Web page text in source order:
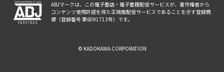
ABJマークは、この電子書店・電子書籍配信サービスが、著作権者から
コンテンツ使用許諾を得た正規版配信サービスであることを示す登録商
標（登録番号 第6091713号）です。
© KADOKAWA CORPORATION